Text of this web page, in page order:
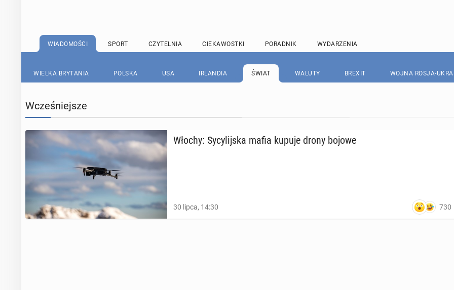
WIADOMOŚCI SPORT CZYTELNIA CIEKAWOSTKI PORADNIK WYDARZENIA
WIELKA BRYTANIA POLSKA USA IRLANDIA ŚWIAT WALUTY BREXIT WOJNA ROSJA-
Wcześniejsze
Włochy: Sy­cy­lij­ska mafia kupuje drony bojowe
30 lipca, 14:30 730